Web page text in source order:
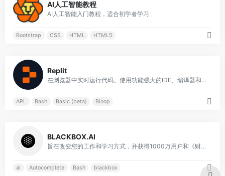
AI人工智能教程
AI人工智能入门教程，适合初学者学习
Bootstrap CSS HTML HTML5
Replit
在浏览器中实时运行代码。使用功能强大的IDE、编译器和解释器Replit在线编写和运行50多种语言的代码。
APL Bash Basic (beta) Bloop
BLACKBOX.AI
旨在改变您的工作和学习方式，并获得1000万用户和《财富》500强公司的信赖
ai Autocomplete Bash blackbox